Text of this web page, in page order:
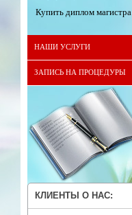
Купить диплом магистра
НАШИ УСЛУГИ
ЗАПИСЬ НА ПРОЦЕДУРЫ
КЛИЕНТЫ О НАС: